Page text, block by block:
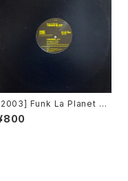
Funk La Planet – Y
Gave Me Love (Funk
Planet 008) [Funk La